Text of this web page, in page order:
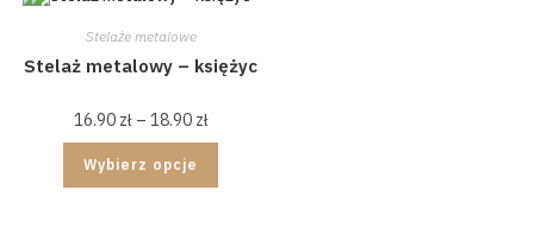
Stelaże metalowe
Stelaż metalowy – księżyc
16.90 zł – 18.90 zł
Wybierz opcje